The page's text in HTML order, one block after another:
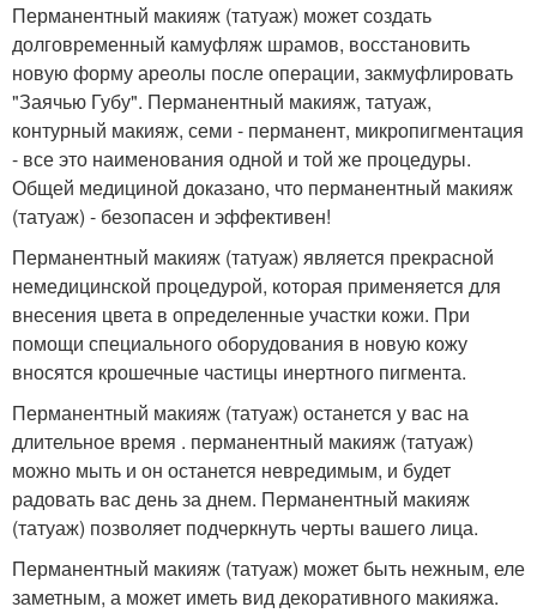
Перманентный макияж (татуаж) может создать
долговременный камуфляж шрамов, восстановить
новую форму ареолы после операции, закмуфлировать
"Заячью Губу". Перманентный макияж, татуаж,
контурный макияж, семи - перманент, микропигментация
- все это наименования одной и той же процедуры.
Общей медициной доказано, что перманентный макияж
(татуаж) - безопасен и эффективен!
Перманентный макияж (татуаж) является прекрасной
немедицинской процедурой, которая применяется для
внесения цвета в определенные участки кожи. При
помощи специального оборудования в новую кожу
вносятся крошечные частицы инертного пигмента.
Перманентный макияж (татуаж) останется у вас на
длительное время . перманентный макияж (татуаж)
можно мыть и он останется невредимым, и будет
радовать вас день за днем. Перманентный макияж
(татуаж) позволяет подчеркнуть черты вашего лица.
Перманентный макияж (татуаж) может быть нежным, еле
заметным, а может иметь вид декоративного макияжа.